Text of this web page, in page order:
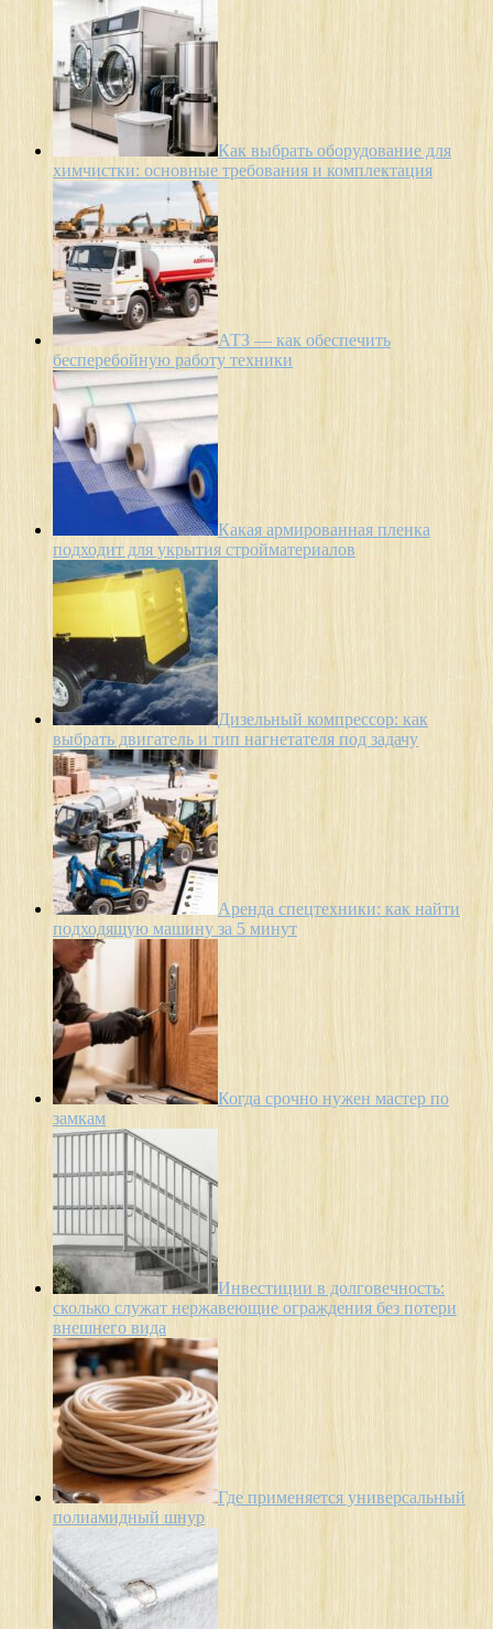
Как выбрать оборудование для
химчистки: основные требования и комплектация
АТЗ — как обеспечить
бесперебойную работу техники
Какая армированная пленка
подходит для укрытия стройматериалов
Дизельный компрессор: как
выбрать двигатель и тип нагнетателя под задачу
Аренда спецтехники: как найти
подходящую машину за 5 минут
Когда срочно нужен мастер по
замкам
Инвестиции в долговечность:
сколько служат нержавеющие ограждения без потери
внешнего вида
Где применяется универсальный
полиамидный шнур